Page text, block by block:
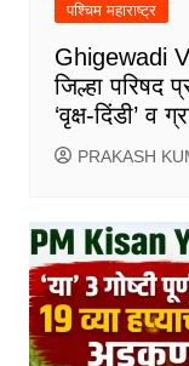
पश्चिम महाराष्ट्र
Ghigewadi
जिल्हा परिषद
‘वृक्ष-दिंडी’ व
PRAKASH